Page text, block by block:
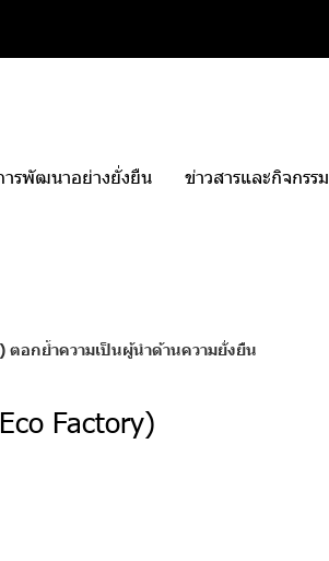
ารพัฒนาอย่างยั่งยืน ข่าวสารและกิจกรรม
ตอกย้ำความเป็นผู้นำด้านความยั่งยืน
Factory)